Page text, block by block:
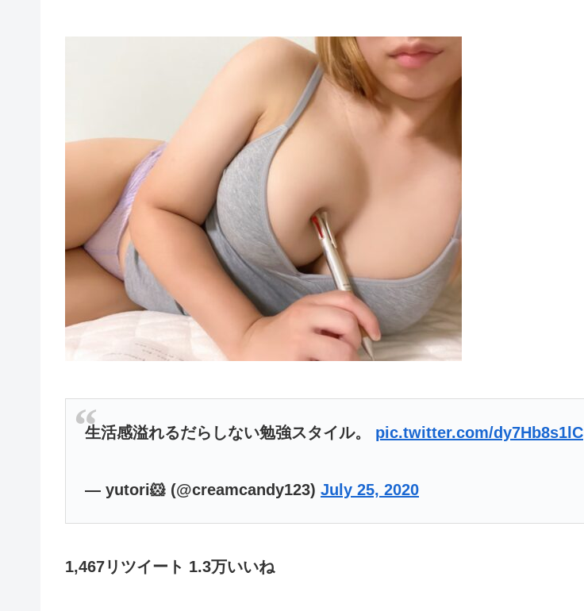
生活感溢れるだらしない勉強スタイル。 pic.twitter.com/dy7Hb8s1lC
— yutori🐹 (@creamcandy123) July 25, 2020
1,467リツイート 1.3万いいね